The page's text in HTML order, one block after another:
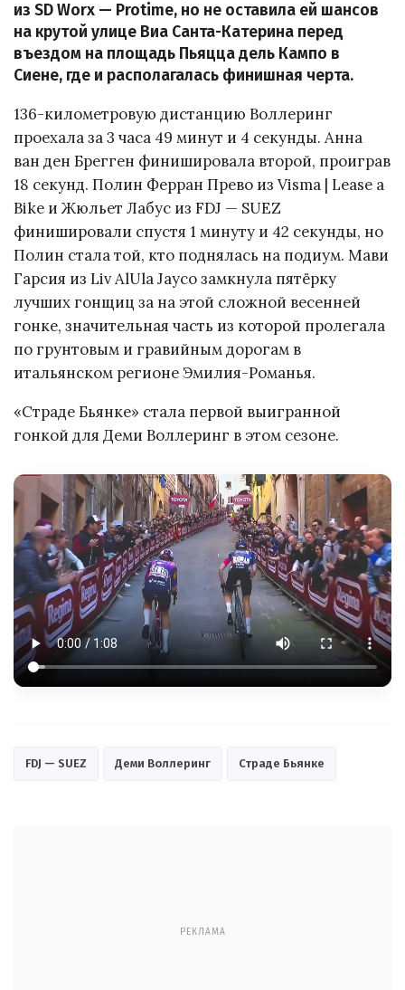
из SD Worx — Protime, но не оставила ей шансов
на крутой улице Виа Санта-Катерина перед
въездом на площадь Пьяцца дель Кампо в
Сиене, где и располагалась финишная черта.
136-километровую дистанцию Воллеринг
проехала за 3 часа 49 минут и 4 секунды. Анна
ван ден Брегген финишировала второй, проиграв
18 секунд. Полин Ферран Прево из Visma | Lease a
Bike и Жюльет Лабус из FDJ — SUEZ
финишировали спустя 1 минуту и 42 секунды, но
Полин стала той, кто поднялась на подиум. Мави
Гарсия из Liv AlUla Jayco замкнула пятёрку
лучших гонщиц за на этой сложной весенней
гонке, значительная часть из которой пролегала
по грунтовым и гравийным дорогам в
итальянском регионе Эмилия-Романья.
«Страде Бьянке» стала первой выигранной
гонкой для Деми Воллеринг в этом сезоне.
FDJ — SUEZ Деми Воллеринг Страде Бьянке
РЕКЛАМА